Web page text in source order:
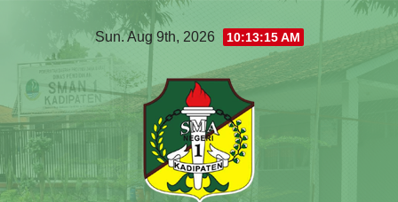
Sun. Aug 9th, 2026 10:13:17 AM